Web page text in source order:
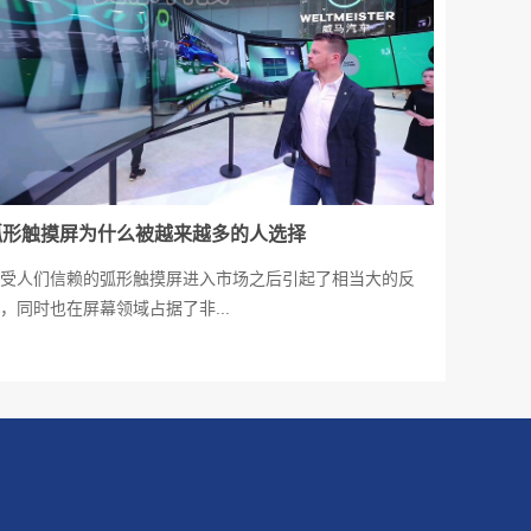
触摸屏为什么被越来越多的人选择
人们信赖的弧形触摸屏进入市场之后引起了相当大的反
同时也在屏幕领域占据了非...